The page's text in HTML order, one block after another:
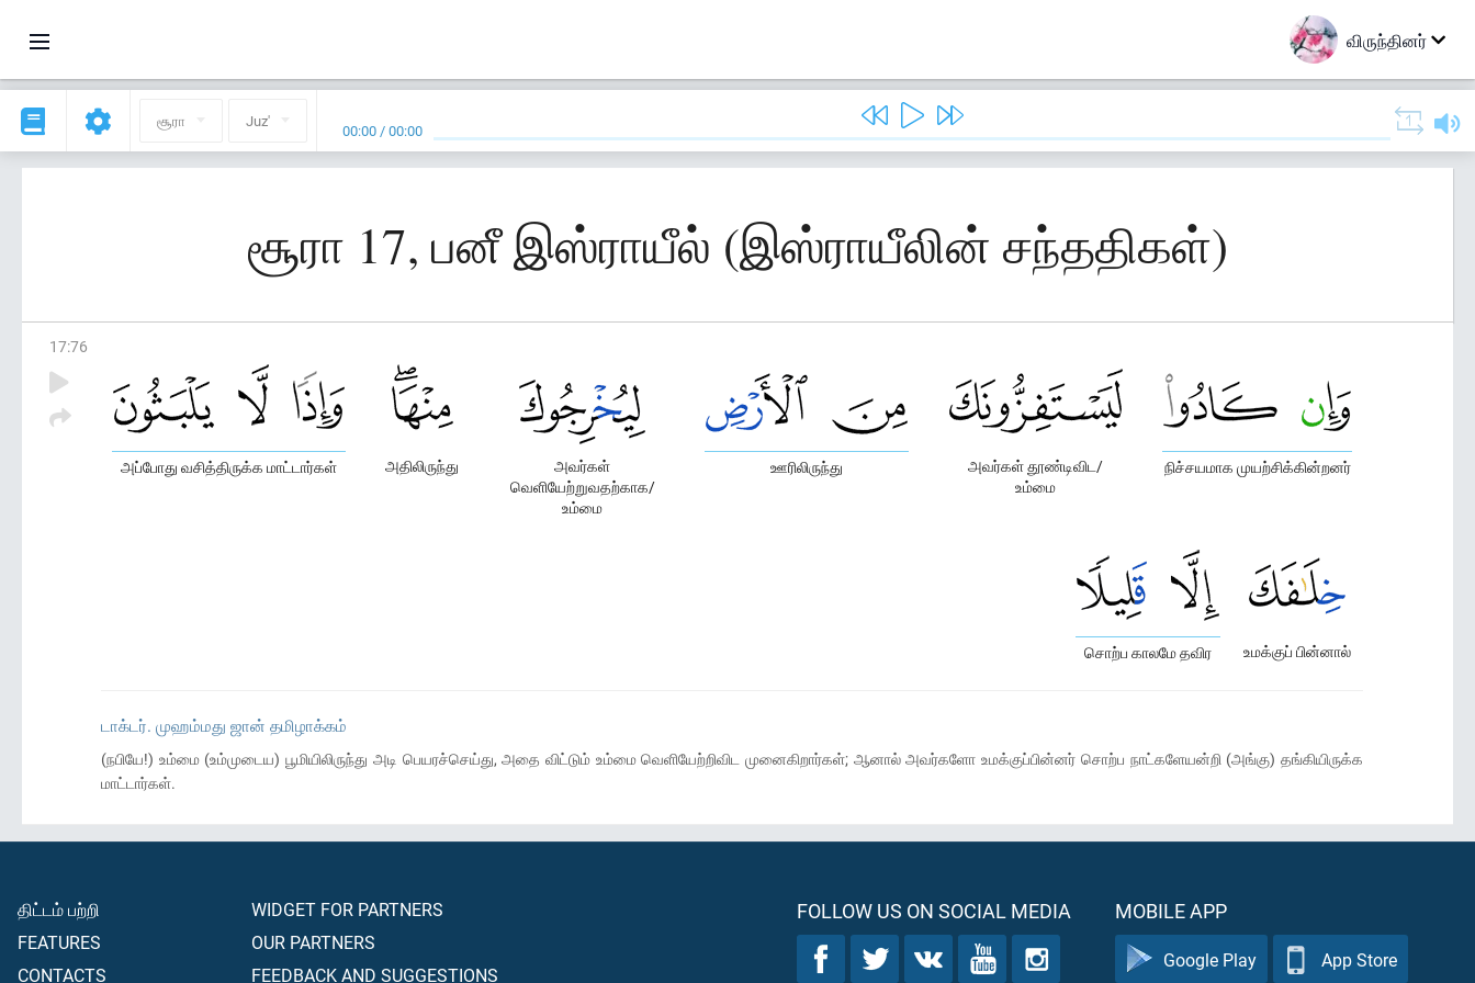
விருந்தினர்
சூரா Juz' 00:00 /00:00
சூரா 17, பனீ இஸ்ராயீல் (இஸ்ராயீலின் சந்ததிகள்)
17:76
நிச்சயமாக முயற்சிக்கின்றனர்
அவர்கள் தூண்டிவிட/
உம்மை
ஊரிலிருந்து
அவர்கள்
வெளியேற்றுவதற்காக/
உம்மை
அதிலிருந்து
அப்போது வசித்திருக்க மாட்டார்கள்
உமக்குப் பின்னால்
சொற்ப காலமே தவிர
டாக்டர். முஹம்மது ஜான் தமிழாக்கம்
(நபியே!) உம்மை (உம்முடைய) பூமியிலிருந்து அடி பெயரச்செய்து, அதை விட்டும் உம்மை வெளியேற்றிவிட முனைகிறார்கள்; ஆனால் அவர்களோ உமக்குப்பின்னர் சொற்ப நாட்களேயன்றி (அங்கு) தங்கியிருக்க
மாட்டார்கள்.
திட்டம் பற்றி
FEATURES
CONTACTS
WIDGET FOR PARTNERS
OUR PARTNERS
FEEDBACK AND SUGGESTIONS
FOLLOW US ON SOCIAL MEDIA MOBILE APP
Google Play App Store